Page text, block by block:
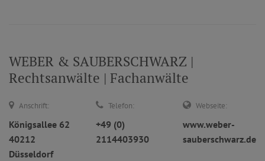
WEBER & SAUBERSCHWARZ |
Rechtsanwälte | Fachanwälte
Anschrift:
Königsallee 62
40212
Düsseldorf
Telefon:
+49 (0)
2114403930
Webseite:
www.weber-
sauberschwarz.de